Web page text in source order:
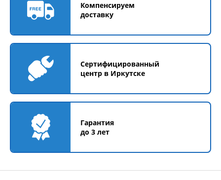
Компенсируем
доставку
Сертифицированный
центр в Иркутске
Гарантия
до 3 лет